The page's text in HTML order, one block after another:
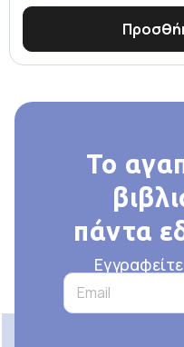
Το
πάντα